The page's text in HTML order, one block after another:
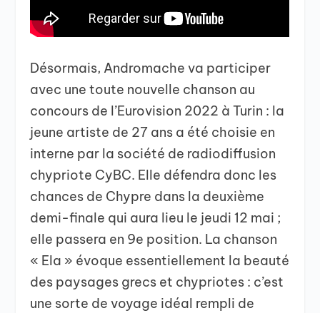
Désormais, Andromache va participer
avec une toute nouvelle chanson au
concours de l’Eurovision 2022 à Turin : la
jeune artiste de 27 ans a été choisie en
interne par la société de radiodiffusion
chypriote CyBC. Elle défendra donc les
chances de Chypre dans la deuxième
demi-finale qui aura lieu le jeudi 12 mai ;
elle passera en 9e position. La chanson
« Ela » évoque essentiellement la beauté
des paysages grecs et chypriotes : c’est
une sorte de voyage idéal rempli de